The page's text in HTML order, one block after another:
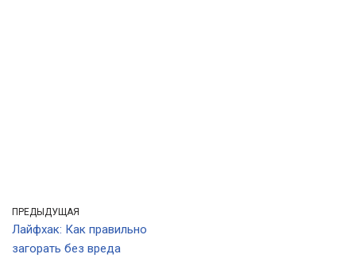
ПРЕДЫДУЩАЯ
Лайфхак: Как правильно
загорать без вреда